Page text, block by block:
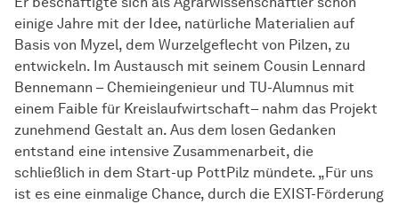
einige Jahre mit der Idee, natürliche Materialien auf
Basis von Myzel, dem Wurzelgeflecht von Pilzen, zu
entwickeln. Im Austausch mit seinem Cousin Lennard
Bennemann – Chemieingenieur und TU-Alumnus mit
einem Faible für Kreislaufwirtschaft– nahm das Projekt
zunehmend Gestalt an. Aus dem losen Gedanken
entstand eine intensive Zusammenarbeit, die
schließlich in dem Start-up PottPilz mündete. „Für uns
ist es eine einmalige Chance, durch die EXIST-Förderung